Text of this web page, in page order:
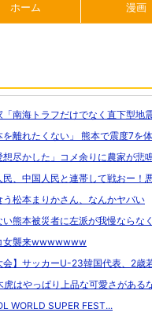
ホーム 漫画
「南海トラフだけでなく直下型地
離れたくない」 熊本で震度7を
想尽かした」コメ余りに農家が
、中国人民と連帯して戦おー！
う松本まりかさん、なんかヤバい
熊本被災者に左派が我慢ならな
女襲来wwwwwww
会】サッカーU-23韓国代表、2歳
はやっぱり上品な可愛さがある
WORLD SUPER FEST...